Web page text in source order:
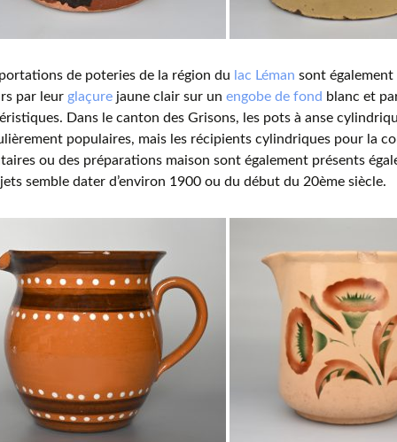
de poteries de la région du lac Léman sont
par leur glaçure jaune clair sur un engobe de fond blanc et
Dans le canton des Grisons, les pots à anse
populaires, mais les récipients cylindriques pour la
ou des préparations maison sont également présents
semble dater d’environ 1900 ou du début du 20ème siècle.